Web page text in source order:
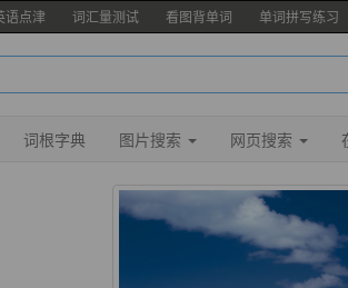
语点津 词汇量测试 看图背单词 单词拼写练习
词根字典 图片搜索 网页搜索